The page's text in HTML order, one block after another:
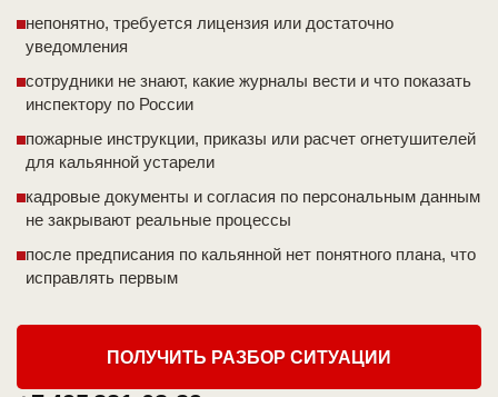
непонятно, требуется лицензия или достаточно
уведомления
сотрудники не знают, какие журналы вести и что показать
инспектору по России
пожарные инструкции, приказы или расчет огнетушителей
для кальянной устарели
кадровые документы и согласия по персональным данным
не закрывают реальные процессы
после предписания по кальянной нет понятного плана, что
исправлять первым
ПОЛУЧИТЬ РАЗБОР СИТУАЦИИ